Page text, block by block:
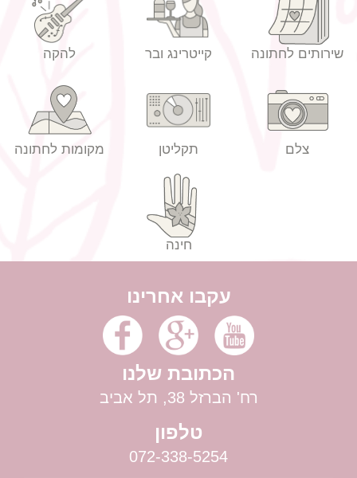
שירותים לחתונה קייטרינג ובר להקה
צלם תקליטן מקומות לחתונה
חינה
עקבו אחרינו
הכתובת שלנו
רח' הברזל 38, תל אביב
טלפון
072-338-5254